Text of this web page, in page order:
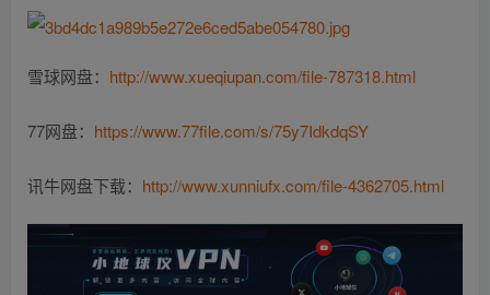
雪球网盘： http://www.xueqiupan.com/file-787318.html
77网盘： https://www.77file.com/s/75y7IdkdqSY
讯牛网盘下载： http://www.xunniufx.com/file-4362705.html